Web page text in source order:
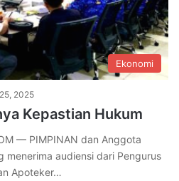
Ekonomi
2025
Kepastian Hukum
— PIMPINAN dan Anggota
menerima audiensi dari Pengurus
Apoteker…